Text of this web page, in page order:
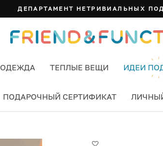
ДЕПАРТАМЕНТ НЕТРИВИАЛЬНЫХ
ОДЕЖДА ТЕПЛЫЕ ВЕЩИ ИДЕИ
ПОДАРОЧНЫЙ СЕРТИФИКАТ